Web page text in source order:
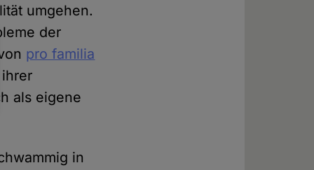
umgehen.
der
pro familia
als eigene
in